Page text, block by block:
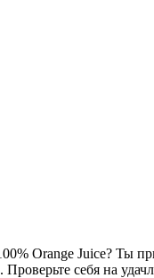
Orange Juice? Ты
себя на